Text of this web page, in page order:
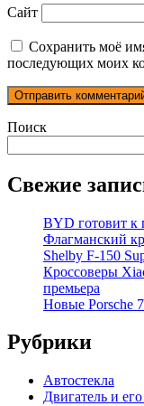
Сайт
Сохранить моё
последующих моих
Поиск
Свежие
BYD готовит к
Флагманский
Shelby F-150
Кроссоверы
премьера
Новые Porsche
Рубрики
Автостекла
Двигатель и